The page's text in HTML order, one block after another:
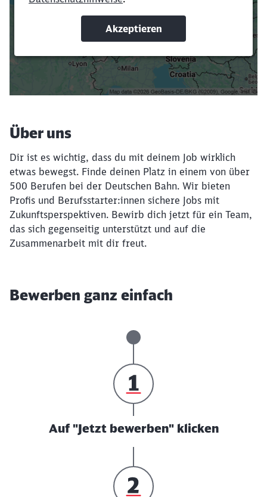
oder Filter hinzufügst.
Suchbegriffe eingeben
Filter setzen
Über uns
Dir ist es wichtig, dass du mit deinem Job wirklich
etwas bewegst. Finde deinen Platz in einem von über
500 Berufen bei der Deutschen Bahn. Wir bieten
Profis und Berufsstarter:innen sichere Jobs mit
Zukunftsperspektiven. Bewirb dich jetzt für ein Team,
das sich gegenseitig unterstützt und auf die
Zusammenarbeit mit dir freut.
Bewerben ganz einfach
Auf "Jetzt bewerben" klicken